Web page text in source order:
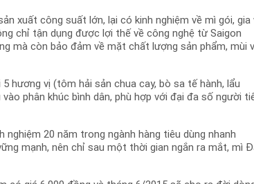
xuất công suất lớn, lại có kinh nghiệm về mì gói, gia
chỉ tận dụng được lợi thế về công nghệ từ Saigon
mà còn bảo đảm về mặt chất lượng sản phẩm, mùi
hương vị (tôm hải sản chua cay, bò sa tế hành, lẩu
phân khúc bình dân, phù hợp với đại đa số người
20 năm trong ngành hàng tiêu dùng nhanh
mạnh, nên chỉ sau một thời gian ngắn ra mắt, mì